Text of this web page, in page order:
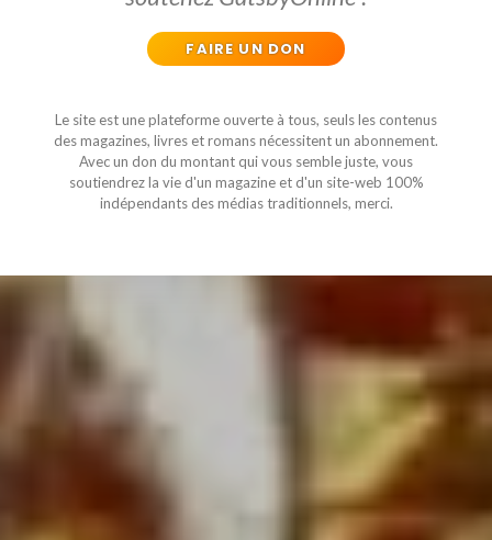
FAIRE UN DON
Le site est une plateforme ouverte à tous, seuls les contenus
des magazines, livres et romans nécessitent un abonnement.
Avec un don du montant qui vous semble juste, vous
soutiendrez la vie d'un magazine et d'un site-web 100%
indépendants des médias traditionnels, merci.